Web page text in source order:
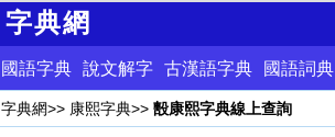
字典網
國語字典 說文解字 古漢語字典 國語詞典
字典網>> 康熙字典>> 毄康熙字典線上查詢